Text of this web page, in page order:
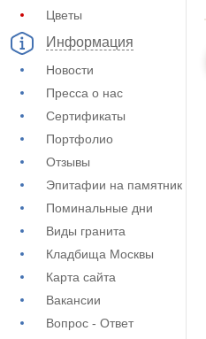
Цветы
Информация
Новости
Пресса о нас
Сертификаты
Портфолио
Отзывы
Эпитафии на памятник
Поминальные дни
Виды гранита
Кладбища Москвы
Карта сайта
Вакансии
Вопрос - Ответ